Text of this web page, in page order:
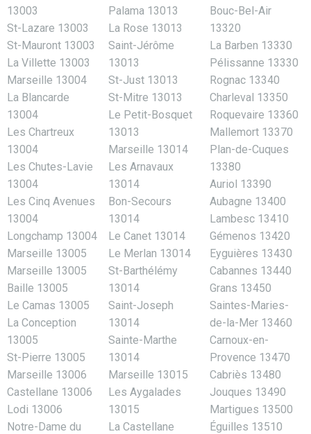
13003
St-Lazare 13003
St-Mauront 13003
La Villette 13003
Marseille 13004
La Blancarde
13004
Les Chartreux
13004
Les Chutes-Lavie
13004
Les Cinq Avenues
13004
Longchamp 13004
Marseille 13005
Marseille 13005
Baille 13005
Le Camas 13005
La Conception
13005
St-Pierre 13005
Marseille 13006
Castellane 13006
Lodi 13006
Notre-Dame du
Palama 13013
La Rose 13013
Saint-Jérôme
13013
St-Just 13013
St-Mitre 13013
Le Petit-Bosquet
13013
Marseille 13014
Les Arnavaux
13014
Bon-Secours
13014
Le Canet 13014
Le Merlan 13014
St-Barthélémy
13014
Saint-Joseph
13014
Sainte-Marthe
13014
Marseille 13015
Les Aygalades
13015
La Castellane
Bouc-Bel-Air
13320
La Barben 13330
Pélissanne 13330
Rognac 13340
Charleval 13350
Roquevaire 13360
Mallemort 13370
Plan-de-Cuques
13380
Auriol 13390
Aubagne 13400
Lambesc 13410
Gémenos 13420
Eyguières 13430
Cabannes 13440
Grans 13450
Saintes-Maries-
de-la-Mer 13460
Carnoux-en-
Provence 13470
Cabriès 13480
Jouques 13490
Martigues 13500
Éguilles 13510